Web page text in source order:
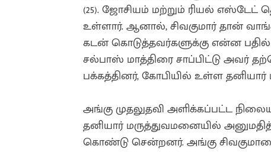
(25). ஜோசியம் மற்றும் ரியல்
உள்ளார். ஆனால், சிவகுமார் தான்
கடன் கொடுத்தவர்களுக்கு என்ன
சல்பாஸ் மாத்திரை சாப்பிட்டு அவர்
பக்கத்தினர், கோபியில் உள்ள
அங்கு முதலுதவி அளிக்கப்பட்ட
தனியார் மருத்துவமனையில்
கொண்டு சென்றனர். அங்கு